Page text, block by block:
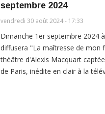
septembre 2024
vendredi 30 août 2024 - 17:33
Dimanche 1er septembre 2024
diffusera "La maîtresse de mon
théâtre d'Alexis Macquart
de Paris, inédite en clair à la